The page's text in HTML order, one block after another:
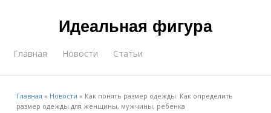
Идеальная фигура
Главная Новости Статьи
Главная » Новости » Как понять размер одежды. Как определить
размер одежды для женщины, мужчины, ребенка